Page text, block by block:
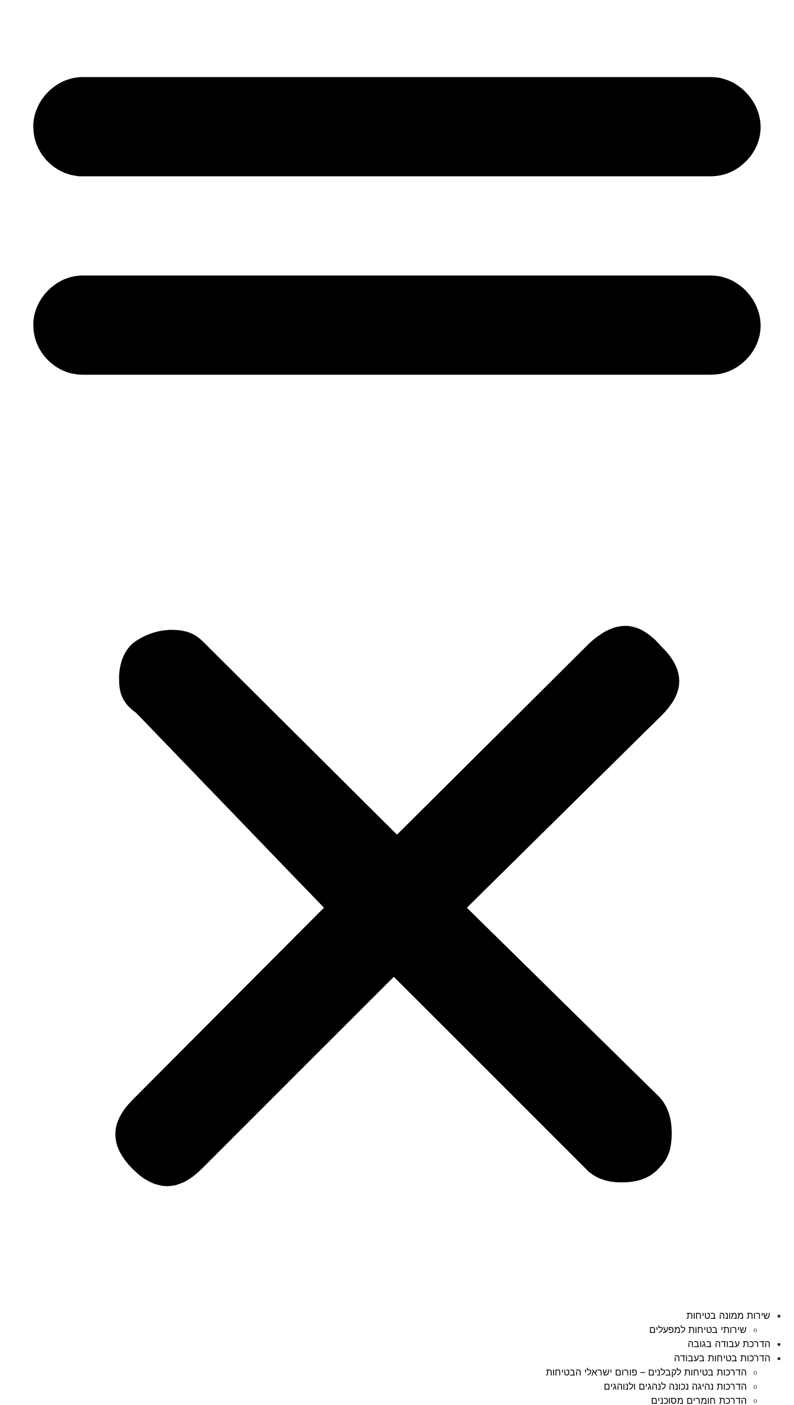
שירות ממונה בטיחות
שירותי בטיחות למפעלים
הדרכת עבודה בגובה
הדרכות בטיחות בעבודה
הדרכות בטיחות לקבלנים – פורום ישראלי הבטיחות
הדרכות נהיגה נכונה לנהגים ולנוהגים
הדרכת חומרים מסוכנים